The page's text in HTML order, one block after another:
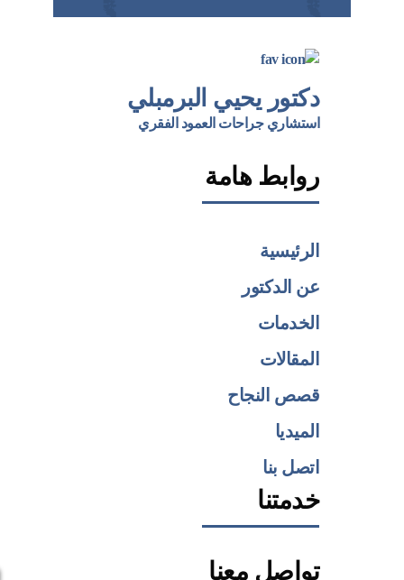
دكتور يحيي البرمبلي
استشاري جراحات العمود الفقري
روابط هامة
الرئيسية
عن الدكتور
الخدمات
المقالات
قصص النجاح
الميديا
اتصل بنا
خدمتنا
تواصل معنا